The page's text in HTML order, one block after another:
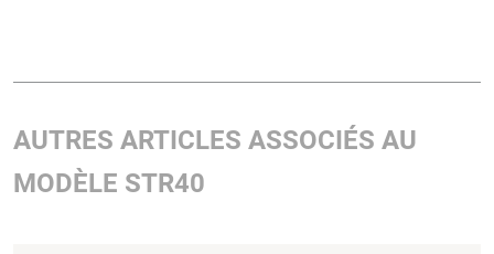
AUTRES ARTICLES ASSOCIÉS AU
MODÈLE STR40